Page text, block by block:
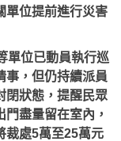
單位提前進行災害
單位已動員執行巡
事，但仍持續派員
閉狀態，提醒民眾
盡量留在室內，
裁處5萬至25萬元